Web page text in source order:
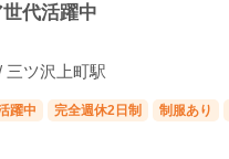
代活躍中
三ツ沢上町駅
躍中 完全週休2日制 制服あり